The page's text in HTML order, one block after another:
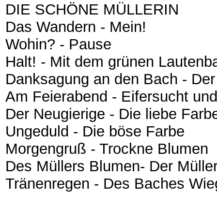
DIE SCHÖNE MÜLLERIN
Das Wandern - Mein!
Wohin? - Pause
Halt! - Mit dem grünen
Danksagung an den Bach -
Am Feierabend - Eifersucht
Der Neugierige - Die liebe
Ungeduld - Die böse Farbe
Morgengruß - Trockne Blumen
Des Müllers Blumen- Der
Tränenregen - Des Baches